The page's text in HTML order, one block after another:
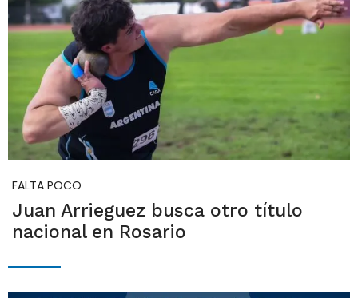
FALTA POCO
Juan Arrieguez busca otro título
nacional en Rosario